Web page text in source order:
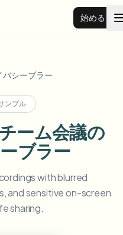
始める
バシーブラー
ンプル
ーム会議の
ブラー
with blurred
and sensitive on-screen
sharing.